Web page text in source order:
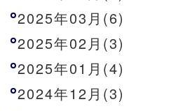
2025年03月(6)
2025年02月(3)
2025年01月(4)
2024年12月(3)